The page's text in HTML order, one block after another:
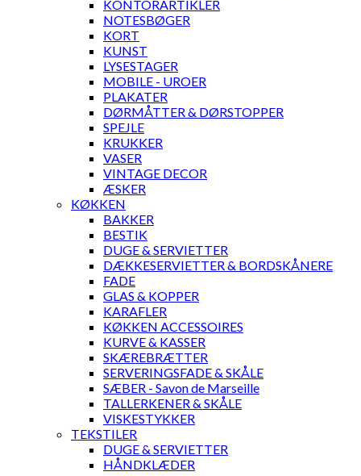
KONTORARTIKLER
NOTESBØGER
KORT
KUNST
LYSESTAGER
MOBILE - UROER
PLAKATER
DØRMÅTTER & DØRSTOPPER
SPEJLE
KRUKKER
VASER
VINTAGE DECOR
ÆSKER
KØKKEN
BAKKER
BESTIK
DUGE & SERVIETTER
DÆKKESERVIETTER & BORDSKÅNERE
FADE
GLAS & KOPPER
KARAFLER
KØKKEN ACCESSOIRES
KURVE & KASSER
SKÆREBRÆTTER
SERVERINGSFADE & SKÅLE
SÆBER - Savon de Marseille
TALLERKENER & SKÅLE
VISKESTYKKER
TEKSTILER
DUGE & SERVIETTER
HÅNDKLÆDER